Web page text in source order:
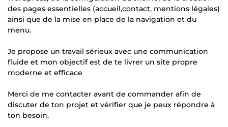
des pages essentielles (accueil,contact, mentions légales)
ainsi que de la mise en place de la navigation et du
menu.
Je propose un travail sérieux avec une communication
fluide et mon objectif est de te livrer un site propre
moderne et efficace
Merci de me contacter avant de commander afin de
discuter de ton projet et vérifier que je peux répondre à
ton besoin.